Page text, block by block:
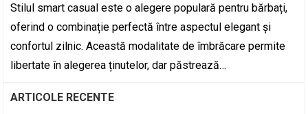
Stilul smart casual este o alegere populară pentru bărbați,
oferind o combinație perfectă între aspectul elegant și
confortul zilnic. Această modalitate de îmbrăcare permite
libertate în alegerea ținutelor, dar păstrează…
ARTICOLE RECENTE